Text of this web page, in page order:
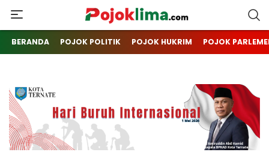
pojoklima.com
Mojokin
BERANDA POJOK POLITIK POJOK HUKRIM POJOK